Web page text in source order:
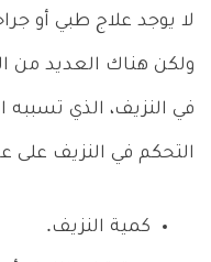
لا يوجد علاج طبي أو
ولكن هناك العديد من
في النزيف، الذي تسببه
التحكم في النزيف على
كمية النزيف.